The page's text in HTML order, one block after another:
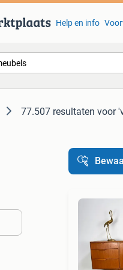
Help en info
77.507 resultaten voor